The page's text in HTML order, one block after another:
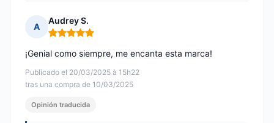
A
Audrey S.
Nota: 5 de 5
Publicado el 20/03/2025 à 15h22
tras una compra de 10/03/2025
¡Genial como siempre, me encanta esta marca!
Opinión traducida